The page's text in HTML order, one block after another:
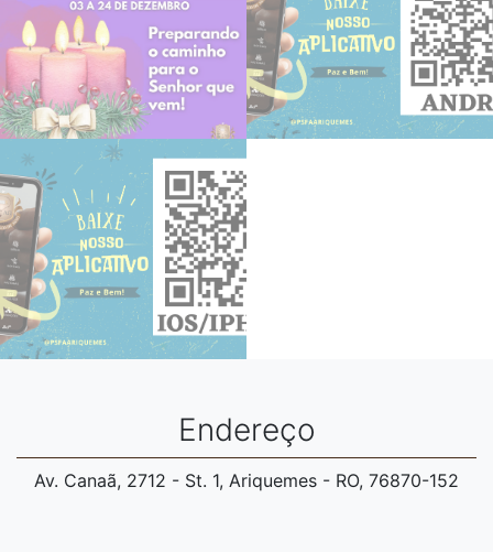
Endereço
Av. Canaã, 2712 - St. 1, Ariquemes - RO, 76870-152